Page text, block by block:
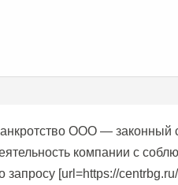
ООО — законный
компании с
запросу [url=https://